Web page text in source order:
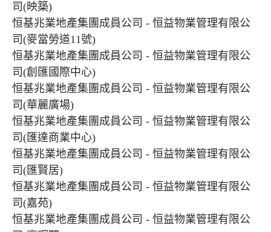
司(映築)
恒基兆業地產集團成員公司 - 恒益物業管理有限公
司(麥當勞道11號)
恒基兆業地產集團成員公司 - 恒益物業管理有限公
司(創匯國際中心)
恒基兆業地產集團成員公司 - 恒益物業管理有限公
司(華麗廣場)
恒基兆業地產集團成員公司 - 恒益物業管理有限公
司(匯達商業中心)
恒基兆業地產集團成員公司 - 恒益物業管理有限公
司(匯賢居)
恒基兆業地產集團成員公司 - 恒益物業管理有限公
司(嘉苑)
恒基兆業地產集團成員公司 - 恒益物業管理有限公